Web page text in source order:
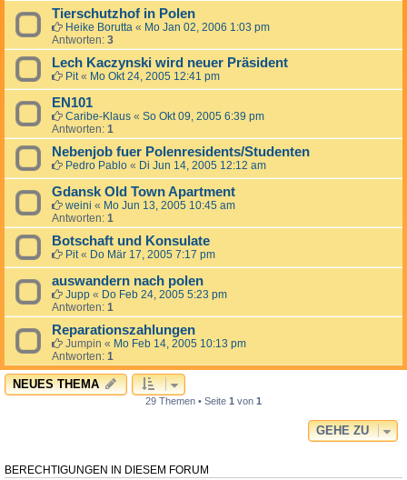
Tierschutzhof in Polen
Heike Borutta « Mo Jan 02, 2006 1:03 pm
Antworten: 3
Lech Kaczynski wird neuer Präsident
Pit« Mo Okt 24, 2005 12:41 pm
EN101
Caribe-Klaus « So Okt 09, 2005 6:39 pm
Antworten: 1
Nebenjob fuer Polenresidents/Studenten
Pedro Pablo « Di Jun 14, 2005 12:12 am
Gdansk Old Town Apartment
weini « Mo Jun 13, 2005 10:45 am
Antworten: 1
Botschaft und Konsulate
Pit« Do Mär 17, 2005 7:17 pm
auswandern nach polen
Jupp « Do Feb 24, 2005 5:23 pm
Antworten: 1
Reparationszahlungen
Jumpin « Mo Feb 14, 2005 10:13 pm
Antworten: 1
NEUES THEMA
29 Themen • Seite 1 von 1
GEHE ZU
BERECHTIGUNGEN IN DIESEM FORUM